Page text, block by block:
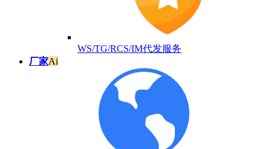
WS/TG/RCS/IM代发服务
厂家Ai